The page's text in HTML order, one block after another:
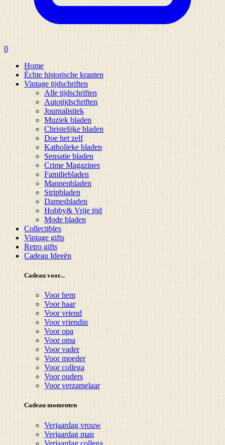
0
Home
Échte historische kranten
Vintage tijdschriften
Alle tijdschriften
Autotijdschriften
Journalistiek
Muziek bladen
Christelijke bladen
Doe het zelf
Katholieke bladen
Sensatie bladen
Crime Magazines
Familiebladen
Mannenbladen
Stripbladen
Damesbladen
Hobby& Vrije tijd
Mode bladen
Collectibles
Vintage gifts
Retro gifts
Cadeau Ideeën
Cadeau voor...
Voor hem
Voor haar
Voor vriend
Voor vriendin
Voor opa
Voor oma
Voor vader
Voor moeder
Voor collega
Voor ouders
Voor verzamelaar
Cadeau momenten
Verjaardag vrouw
Verjaardag man
Verjaardag collega